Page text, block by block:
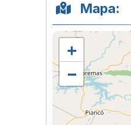
Mapa:
+
−